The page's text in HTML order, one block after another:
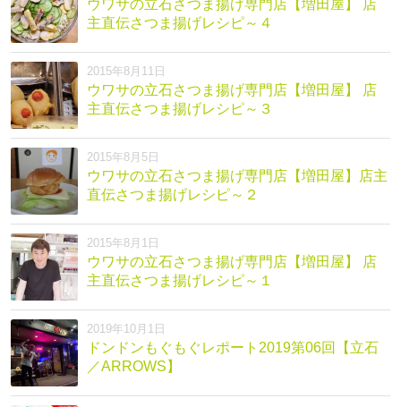
ウワサの立石さつま揚げ専門店【増田屋】 店
主直伝さつま揚げレシピ～４
2015年8月11日
ウワサの立石さつま揚げ専門店【増田屋】 店
主直伝さつま揚げレシピ～３
2015年8月5日
ウワサの立石さつま揚げ専門店【増田屋】店主
直伝さつま揚げレシピ～２
2015年8月1日
ウワサの立石さつま揚げ専門店【増田屋】 店
主直伝さつま揚げレシピ～１
2019年10月1日
ドンドンもぐもぐレポート2019第06回【立石
／ARROWS】